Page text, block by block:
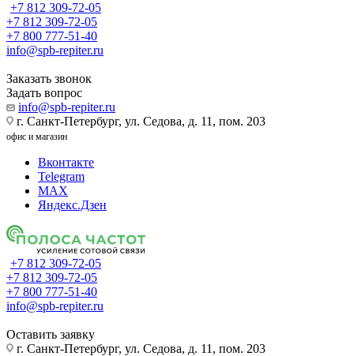
+7 812 309-72-05
+7 812 309-72-05
+7 800 777-51-40
info@spb-repiter.ru
Заказать звонок
Задать вопрос
info@spb-repiter.ru
г. Санкт-Петербург, ул. Седова, д. 11, пом. 203
офис и магазин
Вконтакте
Telegram
MAX
Яндекс.Дзен
+7 812 309-72-05
+7 812 309-72-05
+7 800 777-51-40
info@spb-repiter.ru
Оставить заявку
г. Санкт-Петербург, ул. Седова, д. 11, пом. 203